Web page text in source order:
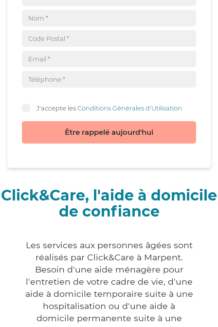
J'accepte lesConditions Générales d'Utilisation
Être rappelé aujourd'hui
Click&Care, l'aide à domicile
de confiance
Les services aux personnes âgées sont
réalisés par Click&Care à Marpent.
Besoin d'une aide ménagère pour
l'entretien de votre cadre de vie, d'une
aide à domicile temporaire suite à une
hospitalisation ou d'une aide à
domicile permanente suite à une